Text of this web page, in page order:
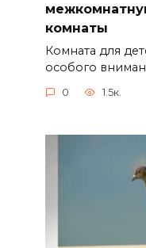
комнаты
Комната для
особого
0 1.5к.